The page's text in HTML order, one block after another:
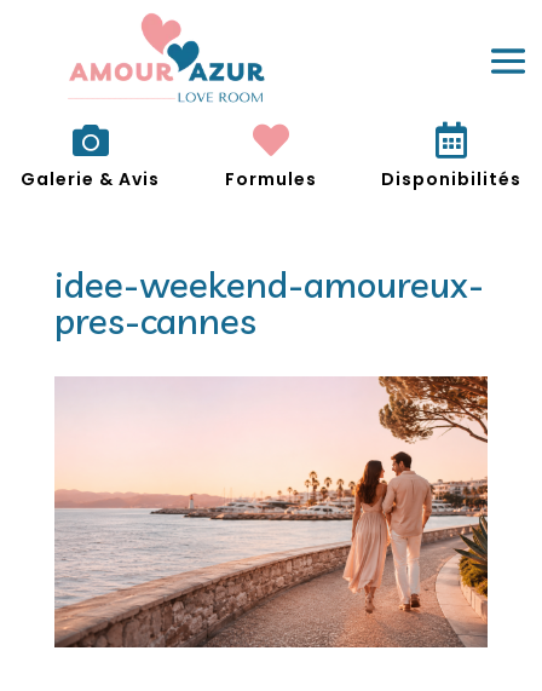

Galerie & Avis

Formules

Disponibilités
idee-weekend-amoureux-
pres-cannes